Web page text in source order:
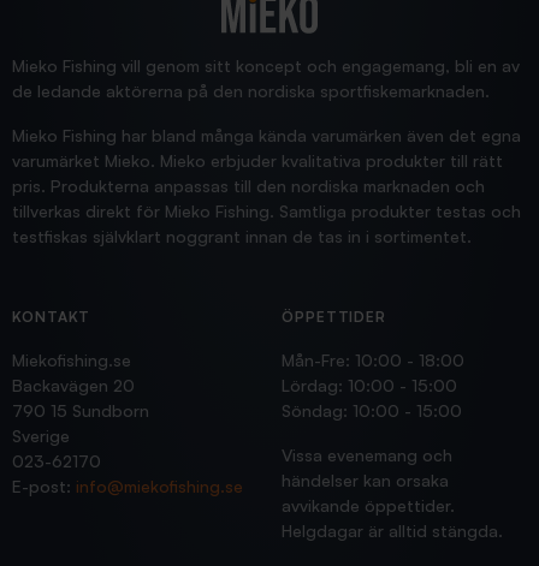
Jensa
Mieko Fishing vill genom sitt koncept och engagemang, bli en av
de ledande aktörerna på den nordiska sportfiskemarknaden.
Mieko Fishing har bland många kända varumärken även det egna
varumärket Mieko. Mieko erbjuder kvalitativa produkter till rätt
pris. Produkterna anpassas till den nordiska marknaden och
tillverkas direkt för Mieko Fishing. Samtliga produkter testas och
testfiskas självklart noggrant innan de tas in i sortimentet.
KONTAKT
Miekofishing.se
Backavägen 20
790 15 Sundborn
Sverige
023-62170
E-post: info@miekofishing.se
ÖPPETTIDER
Mån-Fre: 10:00 - 18:00
Lördag: 10:00 - 15:00
Söndag: 10:00 - 15:00
Vissa evenemang och
händelser kan orsaka
avvikande öppettider.
Helgdagar är alltid stängda.